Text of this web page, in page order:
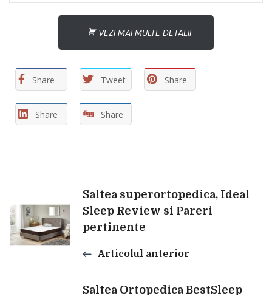
VEZI MAI MULTE DETALII
Share Tweet Share
Share Share
Navigare
în
articole
Saltea superortopedica, Ideal
Sleep Review si Pareri
pertinente
Articolul anterior
Saltea Ortopedica BestSleep